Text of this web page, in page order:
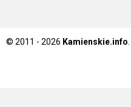
© 2011 - 2026 Kamienskie.info